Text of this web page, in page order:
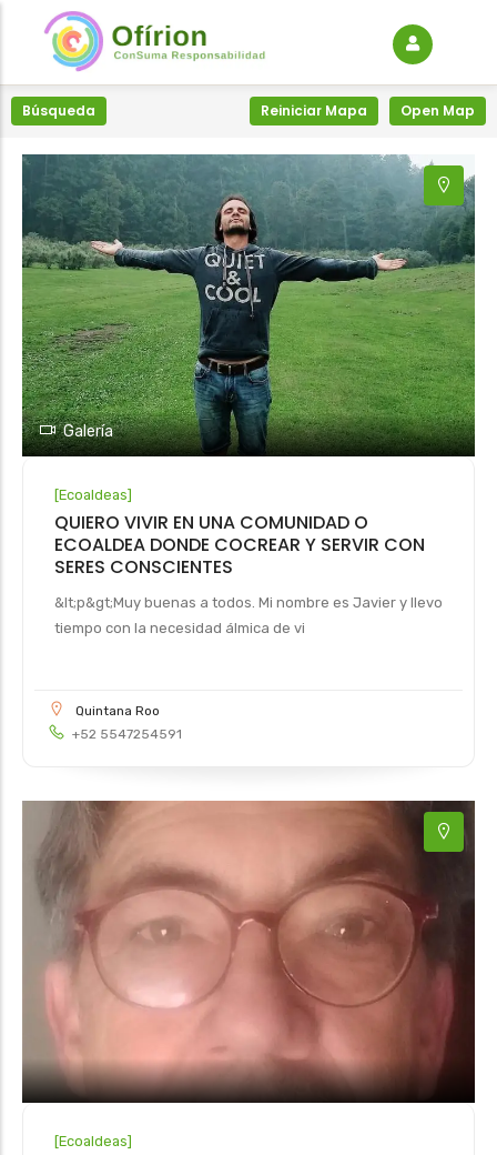
Búsqueda Reiniciar Mapa Open Map
Galería
[Ecoaldeas]
QUIERO VIVIR EN UNA COMUNIDAD O
ECOALDEA DONDE COCREAR Y SERVIR CON
SERES CONSCIENTES
&lt;p&gt;Muy buenas a todos. Mi nombre es Javier y llevo
tiempo con la necesidad álmica de vi
Quintana Roo
+52 5547254591
[Ecoaldeas]